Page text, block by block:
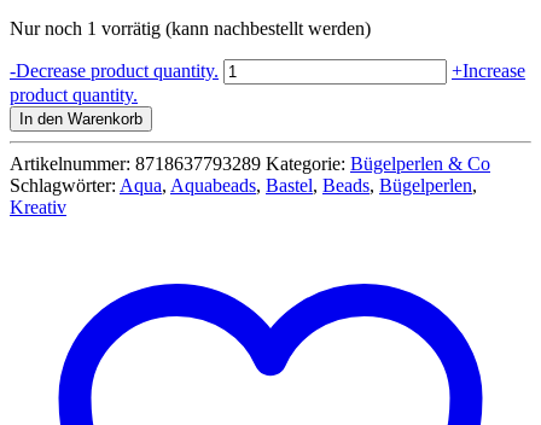
Nur noch 1 vorrätig (kann nachbestellt werden)
-Decrease product quantity. Epoch
Aquabeads
-
über
1200
+Increase
product quantity.
In den Warenkorb
Artikelnummer: 8718637793289 Kategorie: Bügelperlen & Co
Schlagwörter: Aqua, Aquabeads, Bastel, Beads, Bügelperlen,
Kreativ